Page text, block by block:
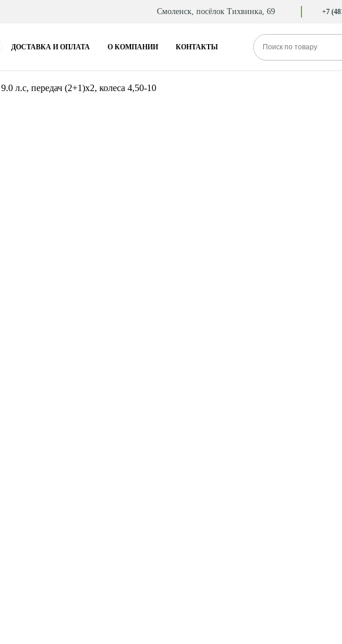
Смоленск, посёлок Тихвинка, 69 +7
ДОСТАВКА И ОПЛАТА О КОМПАНИИ КОНТАКТЫ
л.с, передач (2+1)х2, колеса 4,50-10